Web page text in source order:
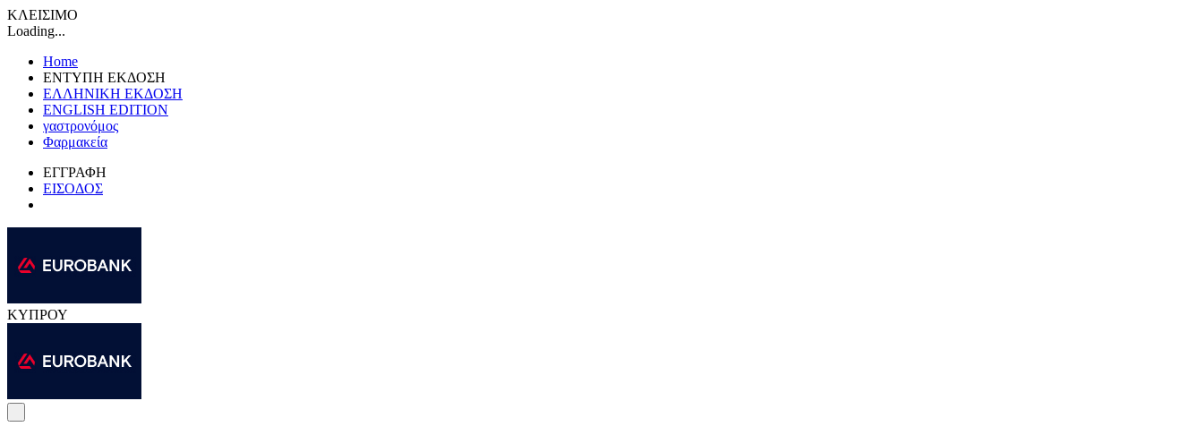
ΚΛΕΙΣΙΜΟ
Loading...
Home
ΕΝΤΥΠΗ ΕΚΔΟΣΗ
ΕΛΛΗΝΙΚΗ ΕΚΔΟΣΗ
ENGLISH EDITION
γαστρονόμος
Φαρμακεία
ΕΓΓΡΑΦΗ
ΕΙΣΟΔΟΣ
ΚΥΠΡΟΥ